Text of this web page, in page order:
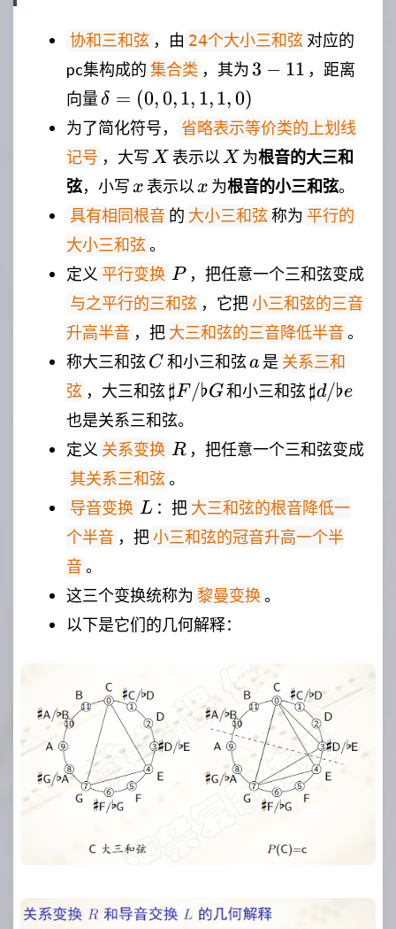
协和三和弦 ，由 24个大小三和弦 对应的
pc集构成的 集合类 ，其为 3-
3 − 11 ，距离
向量\delta=
(0,0,1,1,1,0)
δ = (0,0,1, 1,1,0)
为了简化符号，
省略表示等价类的上划线
记号 ，大写 X
X 表示以 X
X 为根音的大三和
弦，小写 x
x 表示以 x
x 为根音的小三和弦。
具有相同根音 的 大小三和弦称为 平行的
大小三和弦。
定义 平行变换 P
P ，把任意一个三和弦变成
与之平行的三和弦 ，它把小三和弦的三音
升高半音 ，把 大三和弦的三音降低半音 。
称大三和弦C
C 和小三和弦a
a 是 关系三和
弦 ，大三和弦\sharp
F /
\flat
G
♯F /♭G和小三和弦\sharp
♯d/♭e
也是关系三和弦。
定义 关系变换 R
R ，把任意一个三和弦变成
其关系三和弦。
导音变换 L
L ：把 大三和弦的根音降低一
个半音 ，把小三和弦的冠音升高一个半
音 。
这三个变换统称为 黎曼变换 。
以下是它们的几何解释：